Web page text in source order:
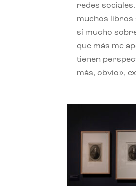
redes
muchos libros
sí mucho
que más me
tienen
más, obvio»,